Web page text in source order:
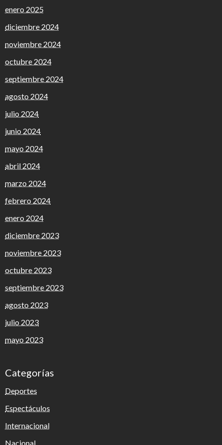
enero 2025
diciembre 2024
noviembre 2024
octubre 2024
septiembre 2024
agosto 2024
julio 2024
junio 2024
mayo 2024
abril 2024
marzo 2024
febrero 2024
enero 2024
diciembre 2023
noviembre 2023
octubre 2023
septiembre 2023
agosto 2023
julio 2023
mayo 2023
Categorías
Deportes
Espectáculos
Internacional
Nacional